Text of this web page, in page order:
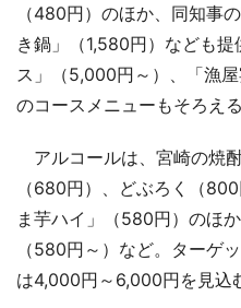
（480円）のほか、同知事
き鍋」（1,580円）なども
ス」（5,000円～）、「漁
のコースメニューもそろえる
アルコールは、宮崎の焼
（680円）、どぶろく（
ま芋ハイ」（580円）のほ
（580円～）など。ターゲ
は4,000円～6,000円を見込